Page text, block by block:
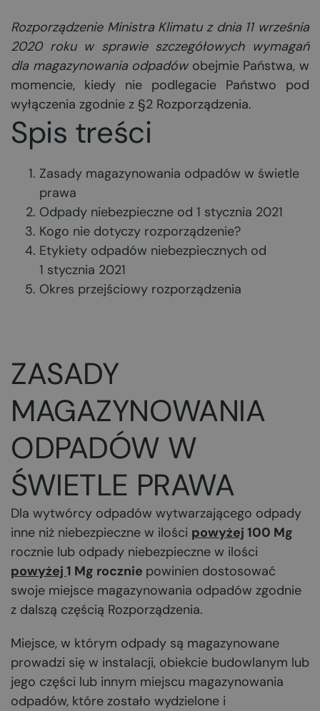
Rozporządzenie Ministra Klimatu z dnia 11 września
2020 roku w sprawie szczegółowych wymagań
dla magazynowania odpadówobejmie Państwa, w
momencie, kiedy nie podlegacie Państwo pod
wyłączenia zgodnie z §2 Rozporządzenia.
Spis treści
Zasady magazynowania odpadów w świetle
prawa
Odpady niebezpieczne od 1 stycznia 2021
Kogo nie dotyczy rozporządzenie?
Etykiety odpadów niebezpiecznych od
1 stycznia 2021
Okres przejściowy rozporządzenia
ZASADY
MAGAZYNOWANIA
ODPADÓW W
ŚWIETLE PRAWA
Dla wytwórcy odpadów wytwarzającego odpady
inne niż niebezpieczne w ilości powyżej 100 Mg
rocznie lub odpady niebezpieczne w ilości
powyżej 1 Mg rocznie powinien dostosować
swoje miejsce magazynowania odpadów zgodnie
z dalszą częścią Rozporządzenia.
Miejsce, w którym odpady są magazynowane
prowadzi się w instalacji, obiekcie budowlanym lub
jego części lub innym miejscu magazynowania
odpadów, które zostało wydzielone i